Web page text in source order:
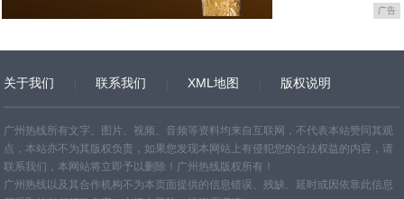
广告
关于我们 联系我们 XML地图 版权说明
网站地图 TXT
广州热线所有文字、图片、视频、音频等资料均来自互联网，不代表本站赞同其观
点，本站亦不为其版权负责，如果您发现本网站上有侵犯您的合法权益的内容，请
联系我们，本网站将立即予以删除！广州热线版权所有！
广州热线以及其合作机构不为本页面提供的信息错误、残缺、延时或因依靠此信息